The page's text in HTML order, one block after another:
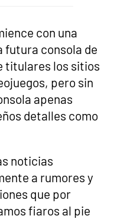
con una
futura consola de
titulares los sitios
pero sin
apenas
detalles como
noticias
a rumores y
que por
fiaros al pie